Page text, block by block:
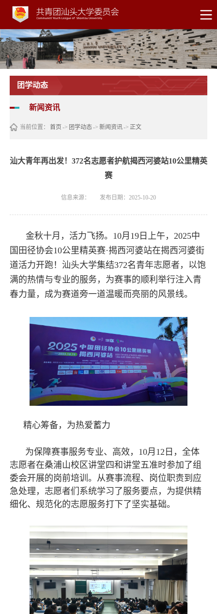
团学动态
新闻资讯
当前位置： 首页-> 团学动态-> 新闻资讯-> 正文
汕大青年再出发！372名志愿者护航揭西河婆站10公里精英
赛
信息来源： 发布日期：2025-10-20
金秋十月，活力飞扬。10月19日上午，2025中
国田径协会10公里精英赛·揭西河婆站在揭西河婆街
道活力开跑！汕头大学集结372名青年志愿者，以饱
满的热情与专业的服务，为赛事的顺利举行注入青
春力量，成为赛道旁一道温暖而亮丽的风景线。
精心筹备，为热爱蓄力
为保障赛事服务专业、高效，10月12日，全体
志愿者在桑浦山校区讲堂四和讲堂五准时参加了组
委会开展的岗前培训。从赛事流程、岗位职责到应
急处理，志愿者们系统学习了服务要点，为提供精
细化、规范化的志愿服务打下了坚实基础。